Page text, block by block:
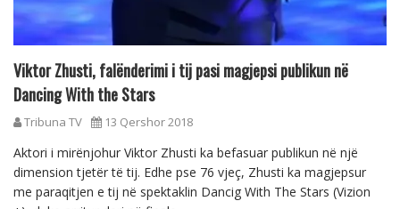
Viktor Zhusti, falënderimi i tij pasi magjepsi publikun në
Dancing With the Stars
Tribuna TV 13 Qershor 2018
Aktori i mirënjohur Viktor Zhusti ka befasuar publikun në një
dimension tjetër të tij. Edhe pse 76 vjeç, Zhusti ka magjepsur
me paraqitjen e tij në spektaklin Dancig With The Stars (Vizion